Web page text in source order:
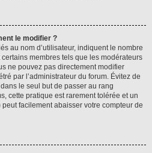
le modifier ?
au nom d’utilisateur, indiquent le nombre
membres tels que les modérateurs
ne pouvez pas directement modifier
par l’administrateur du forum. Évitez de
le seul but de passer au rang
cette pratique est rarement tolérée et un
facilement abaisser votre compteur de